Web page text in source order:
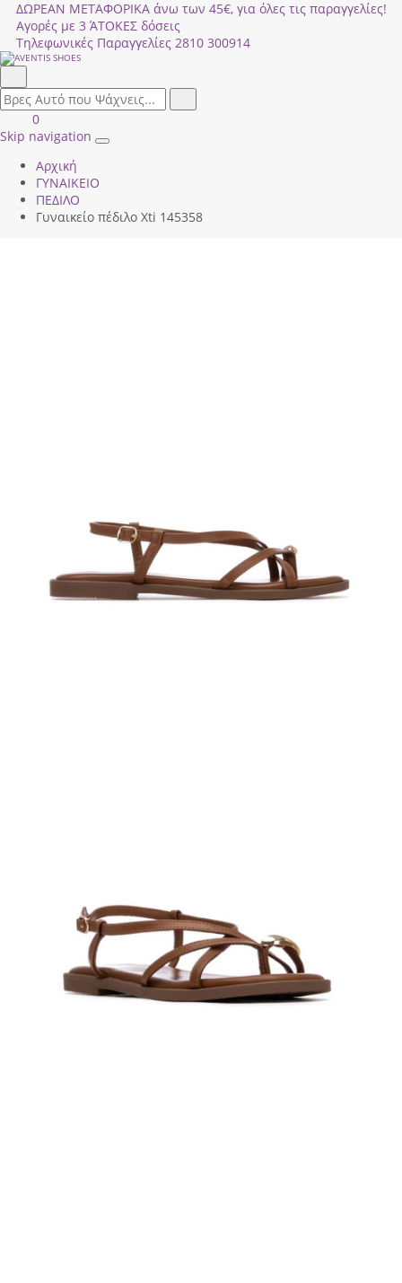
ΔΩΡΕΑΝ ΜΕΤΑΦΟΡΙΚΑ άνω των 45€, για όλες τις παραγγελίες!
Αγορές με 3 ΆΤΟΚΕΣ δόσεις
Τηλεφωνικές Παραγγελίες 2810 300914
field.search
Είσοδος
|
ΚΑΛΑΘΙ
ΑΓΟΡΩΝ
0
Skip navigation
Toggle
Αρχική
ΓΥΝΑΙΚΕΙΟ
ΠΕΔΙΛΟ
Γυναικείο πέδιλο Xti 145358